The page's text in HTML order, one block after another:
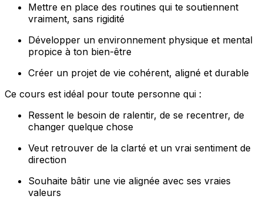
Mettre en place des routines qui te soutiennent
vraiment, sans rigidité
Développer un environnement physique et mental
propice à ton bien-être
Créer un projet de vie cohérent, aligné et durable
Ce cours est idéal pour toute personne qui :
Ressent le besoin de ralentir, de se recentrer, de
changer quelque chose
Veut retrouver de la clarté et un vrai sentiment de
direction
Souhaite bâtir une vie alignée avec ses vraies
valeurs